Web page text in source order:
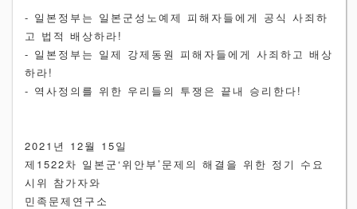
- 일본정부는 일본군성노예제 피해자들에게 공식 사죄하
고 법적 배상하라!
- 일본정부는 일제 강제동원 피해자들에게 사죄하고 배상
하라!
- 역사정의를 위한 우리들의 투쟁은 끝내 승리한다!
2021년 12월 15일
제1522차 일본군‘위안부’문제의 해결을 위한 정기 수요
시위 참가자와
민족문제연구소